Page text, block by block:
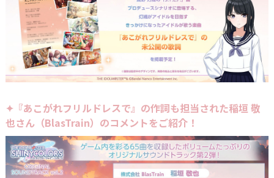
✦『あこがれフリルドレスで』の作詞も担当された稲垣 敬
也さん（BlasTrain）のコメントをご紹介！